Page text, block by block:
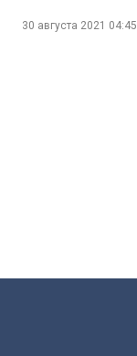
30 августа 2021 04:45